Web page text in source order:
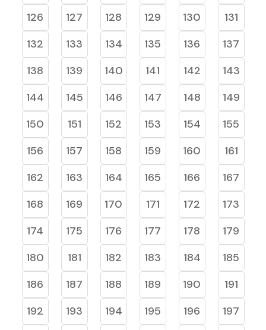
126
127 128 129 130
131
132
133 134 135 136
137
138
139 140 141 142
143
144
145 146 147 148
149
150
151 152 153 154
155
156
157 158 159 160
161
162
163 164 165 166
167
168
169 170 171 172
173
174
175 176 177 178
179
180
181 182 183 184
185
186
187 188 189 190
191
192
193 194 195 196
197